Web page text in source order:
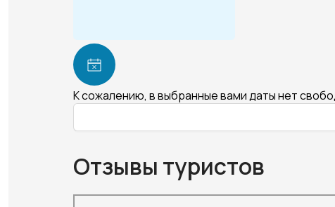
К сожалению, в выбранные вами даты нет
Отзывы туристов